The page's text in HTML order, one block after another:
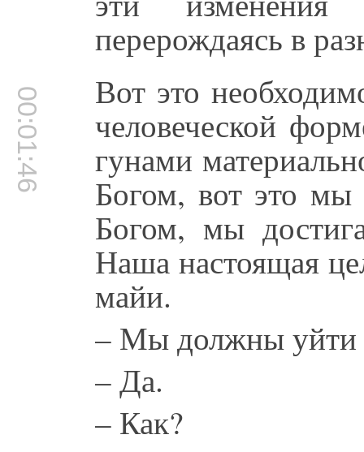
перерождаясь в
00:01:46 Вот это
человеческой
гунами
Богом, вот это
Богом, мы
Наша настоящая
майи.
– Мы должны уйти
– Да.
– Как?